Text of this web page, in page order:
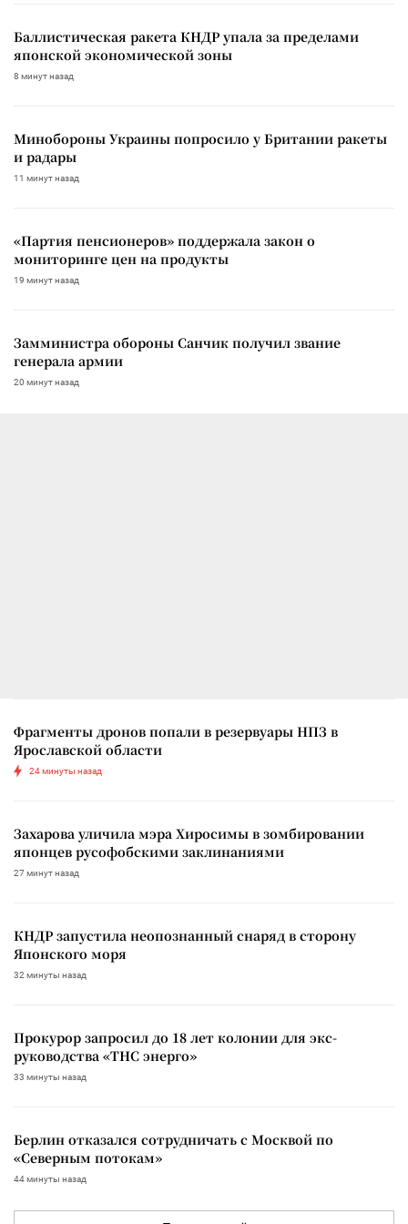
Баллистическая ракета КНДР упала за пределами
японской экономической зоны
8 минут назад
Минобороны Украины попросило у Британии ракеты
и радары
11 минут назад
«Партия пенсионеров» поддержала закон о
мониторинге цен на продукты
19 минут назад
Замминистра обороны Санчик получил звание
генерала армии
20 минут назад
Фрагменты дронов попали в резервуары НПЗ в
Ярославской области
24 минуты назад
Захарова уличила мэра Хиросимы в зомбировании
японцев русофобскими заклинаниями
27 минут назад
КНДР запустила неопознанный снаряд в сторону
Японского моря
32 минуты назад
Прокурор запросил до 18 лет колонии для экс-
руководства «ТНС энерго»
33 минуты назад
Берлин отказался сотрудничать с Москвой по
«Северным потокам»
44 минуты назад